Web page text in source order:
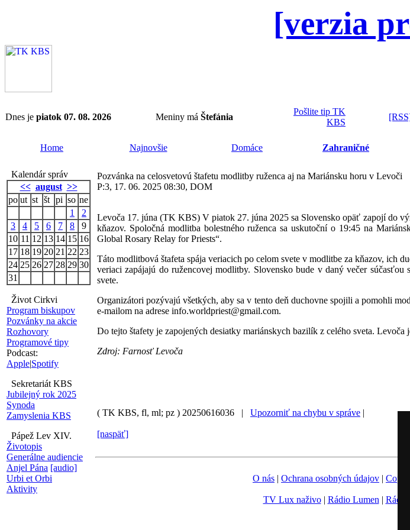
[verzia
Dnes je piatok 07. 08. 2026 Meniny má Štefánia
Pošlite tip TK
KBS
Home Najnovšie Domáce Zahraničné
Kalendár správ
<< august >>
po ut st št pi so ne
1
2
3
4 5 6 7 8
9
10 11 12 13 14 15 16
17 18 19 20 21 22 23
24 25 26 27 28 29 30
31
Život Cirkvi
Program biskupov
Pozvánky na akcie
Rozhovory
Programové tipy
Podcast:
Apple|Spotify
Sekretariát KBS
Jubilejný rok 2025
Synoda
Zamyslenia KBS
Pápež Lev XIV.
Životopis
Generálne audiencie
Anjel Pána [audio]
Urbi et Orbi
Aktivity
Pozvánka na celosvetovú štafetu modlitby ruženca aj na Mariánsku horu v Levoči
P:3, 17. 06. 2025 08:30, DOM
Levoča 17. júna (TK KBS) V piatok 27. júna 2025 sa Slovensko opäť zapojí do
kňazov. Spoločná modlitba bolestného ruženca sa uskutoční o 19:45 na
Global Rosary Relay for Priests“.
Táto modlitbová štafeta spája veriacich po celom svete v modlitbe za kňazov, ich
veriaci zapájajú do ružencovej modlitby. Slovensko bude v daný večer
svete.
Organizátori pozývajú všetkých, aby sa v tento deň duchovne spojili a pomohli
e-mailom na adrese info.worldpriest@gmail.com.
Do tejto štafety je zapojených desiatky mariánskych bazilík z celého sveta. Levoča
Zdroj: Farnosť Levoča
( TK KBS, fl, ml; pz ) 20250616036 | Upozorniť na chybu v správe |
[naspäť]
O nás | Ochrana osobných údajov |
TV Lux naživo| Rádio Lumen | Rádio